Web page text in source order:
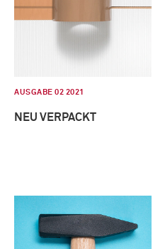
AUSGABE 02 2021
NEU VERPACKT